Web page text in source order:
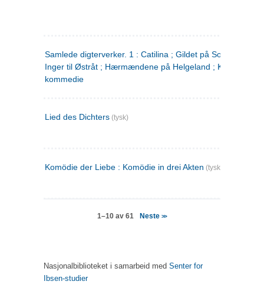
Samlede digterverker. 1 : Catilina ; Gildet på Solhaug ; Fru
Inger til Østråt ; Hærmændene på Helgeland ;
kommedie
Lied des Dichters (tysk)
Komödie der Liebe : Komödie in drei Akten (tysk)
1–10 av 61 Neste>>
Nasjonalbiblioteket i samarbeid med Senter for
Ibsen-studier